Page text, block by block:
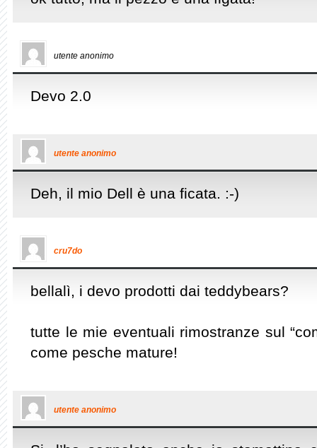
utente anonimo
Devo 2.0
utente anonimo
Deh, il mio Dell è una ficata. :-)
cru7do
bellalì, i devo prodotti dai teddybears?
tutte le mie eventuali rimostranze sul
come pesche mature!
utente anonimo